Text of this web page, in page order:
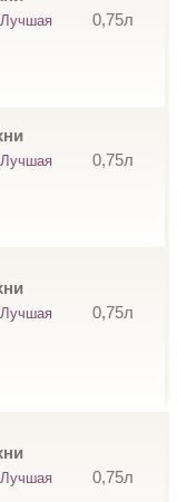
0,75л
0,75л
0,75л
0,75л